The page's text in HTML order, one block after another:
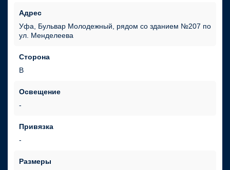
Адрес
Уфа, Бульвар Молодежный, рядом со зданием №207 по
ул. Менделеева
Сторона
В
Освещение
Привязка
Размеры